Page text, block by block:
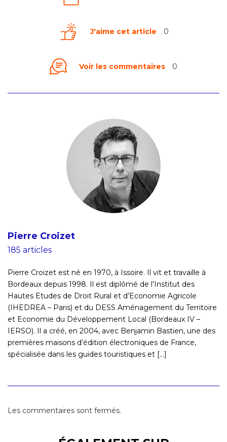
J'aime cet article 0
Voir les commentaires 0
Pierre Croizet
185 articles
Pierre Croizet est né en 1970, à Issoire. Il vit et travaille à
Bordeaux depuis 1998. Il est diplômé de l’Institut des
Hautes Etudes de Droit Rural et d’Economie Agricole
(IHEDREA – Paris) et du DESS Aménagement du Territoire
et Economie du Développement Local (Bordeaux IV –
IERSO). Il a créé, en 2004, avec Benjamin Bastien, une des
premières maisons d’édition électroniques de France,
spécialisée dans les guides touristiques et [...]
Les commentaires sont fermés.